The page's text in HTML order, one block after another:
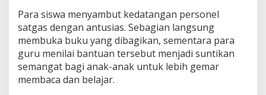
k
u
u
n
u
k
Para siswa menyambut kedatangan personel
satgas dengan antusias. Sebagian langsung
membuka buku yang dibagikan, sementara para
guru menilai bantuan tersebut menjadi suntikan
semangat bagi anak-anak untuk lebih gemar
membaca dan belajar.